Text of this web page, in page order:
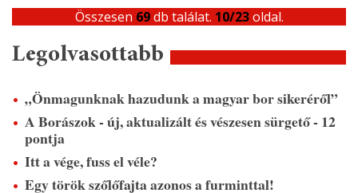
Összesen 69db találat. 10/23oldal.
Legolvasottabb
„Önmagunknak hazudunk a magyar bor sikeréről”
A Borászok - új, aktualizált és vészesen sürgető - 12
pontja
Itt a vége, fuss el véle?
Egy török szőlőfajta azonos a furminttal!